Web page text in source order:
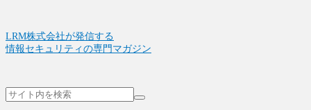
LRM株式会社が発信する
情報セキュリティの専門マガジン